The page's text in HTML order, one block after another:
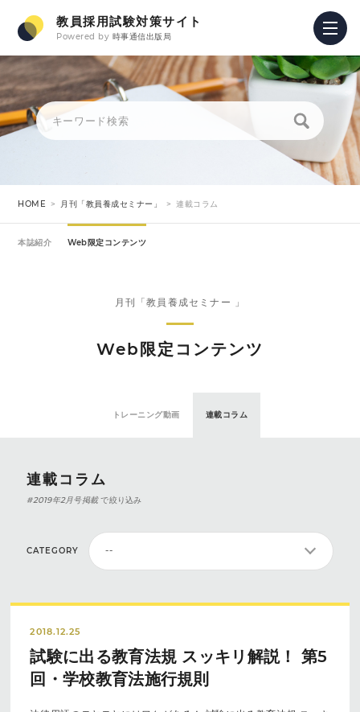
教員採用試験対策サイト
Powered by 時事通信出版局
HOME 月刊「教員養成セミナー」 連載コラム
本誌紹介 Web限定コンテンツ
月刊「教員養成セミナー 」
Web限定コンテンツ
トレーニング動画 連載コラム
連載コラム
#2019年2月号掲載で絞り込み
CATEGORY
2018.12.25
試験に出る教育法規 スッキリ解説！ 第5
回・学校教育法施行規則